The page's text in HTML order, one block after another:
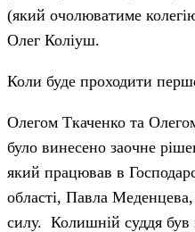
(який очолюватиме
Олег Коліуш.
Коли буде проходити
Олегом Ткаченко та
було винесено заочне
який працював в
області, Павла
силу. Колишній суддя був